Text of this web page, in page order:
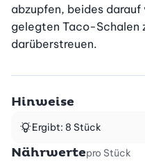
abzupfen, beides
gelegten Taco-Schalen
darüberstreuen.
Hinweise
Ergibt: 8 Stück
Nährwertepro Stück